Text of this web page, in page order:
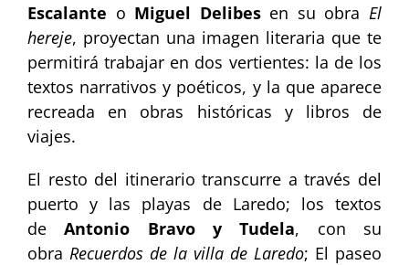
Escalante o Miguel Delibesen su obraEl
hereje, proyectan una imagen literaria que te
permitirá trabajar en dos vertientes: la de los
textos narrativos y poéticos, y la que aparece
recreada en obras históricas y libros de
viajes.
El resto del itinerario transcurre a través del
puerto y las playas de Laredo; los textos
deAntonio Bravo y Tudela, con su
obra Recuerdos de la villa de Laredo; El paseo